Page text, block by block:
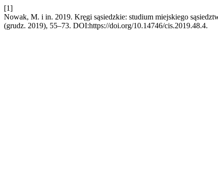
[1]
Nowak, M. i in. 2019. Kręgi sąsiedzkie: studium miejskiego
(grudz. 2019), 55–73. DOI:https://doi.org/10.14746/cis.2019.48.4.